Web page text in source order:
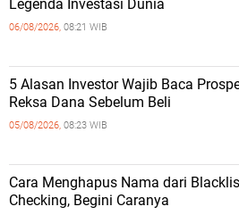
Legenda Investasi Dunia
06/08/2026, 08:21 WIB
5 Alasan Investor Wajib Baca
Reksa Dana Sebelum Beli
05/08/2026, 08:23 WIB
Cara Menghapus Nama dari
Checking, Begini Caranya